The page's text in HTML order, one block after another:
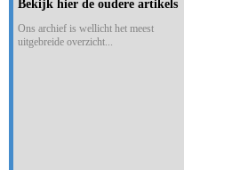
Bekijk hier de oudere artikels
Ons archief is wellicht het meest
uitgebreide overzicht...